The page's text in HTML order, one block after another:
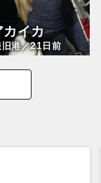
カイカ
旧港／21 日前